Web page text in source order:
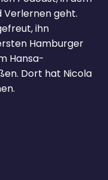
Verlernen geht.
ihn
Hamburger
Hansa-
Dort hat Nicola